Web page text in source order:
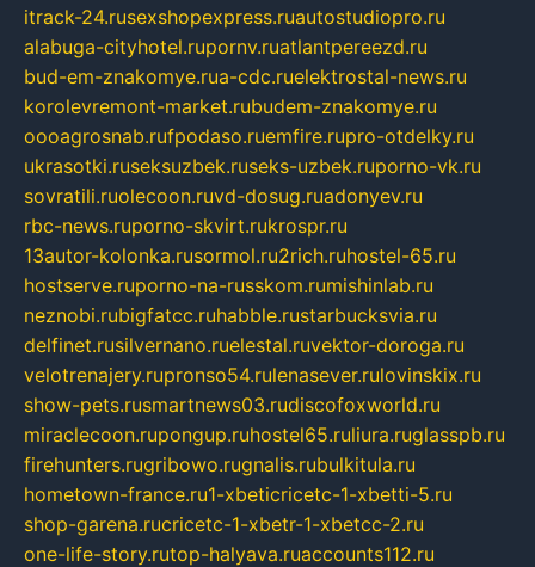
itrack-24.rusexshopexpress.ruautostudiopro.ru
alabuga-cityhotel.rupornv.ruatlantpereezd.ru
bud-em-znakomye.rua-cdc.ruelektrostal-news.ru
korolevremont-market.rubudem-znakomye.ru
oooagrosnab.rufpodaso.ruemfire.rupro-otdelky.ru
ukrasotki.ruseksuzbek.ruseks-uzbek.ruporno-vk.ru
sovratili.ruolecoon.ruvd-dosug.ruadonyev.ru
rbc-news.ruporno-skvirt.rukrospr.ru
13autor-kolonka.rusormol.ru2rich.ruhostel-65.ru
hostserve.ruporno-na-russkom.rumishinlab.ru
neznobi.rubigfatcc.ruhabble.rustarbucksvia.ru
delfinet.rusilvernano.ruelestal.ruvektor-doroga.ru
velotrenajery.rupronso54.rulenasever.rulovinskix.ru
show-pets.rusmartnews03.rudiscofoxworld.ru
miraclecoon.rupongup.ruhostel65.ruliura.ruglasspb.ru
firehunters.rugribowo.rugnalis.rubulkitula.ru
hometown-france.ru1-xbeticricetc-1-xbetti-5.ru
shop-garena.rucricetc-1-xbetr-1-xbetcc-2.ru
one-life-story.rutop-halyava.ruaccounts112.ru